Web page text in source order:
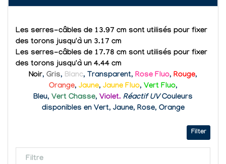
Les serres-câbles de 13.97 cm sont utilisés pour fixer
des torons jusqu'à un 3.17 cm
Les serres-câbles de 17.78 cm sont utilisés pour fixer
des torons jusqu'à un 4.44 cm
Noir, Gris, Blanc, Transparent, Rose Fluo, Rouge,
Orange, Jaune, Jaune Fluo, Vert Fluo,
Bleu, Vert Chasse, Violet. Réactif UVCouleurs
disponibles en Vert, Jaune, Rose, Orange
Filter
Filtre